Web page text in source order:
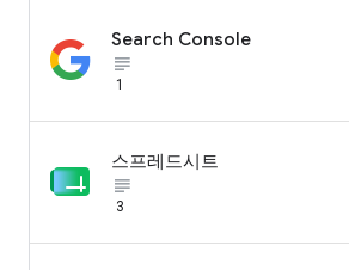
Search Console
subject_black
1
스프레드시트
subject_black
3